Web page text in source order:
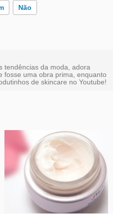
Não
incorreta
que procuro
tendências da moda, adora
fosse uma obra prima, enquanto
de skincare no Youtube!